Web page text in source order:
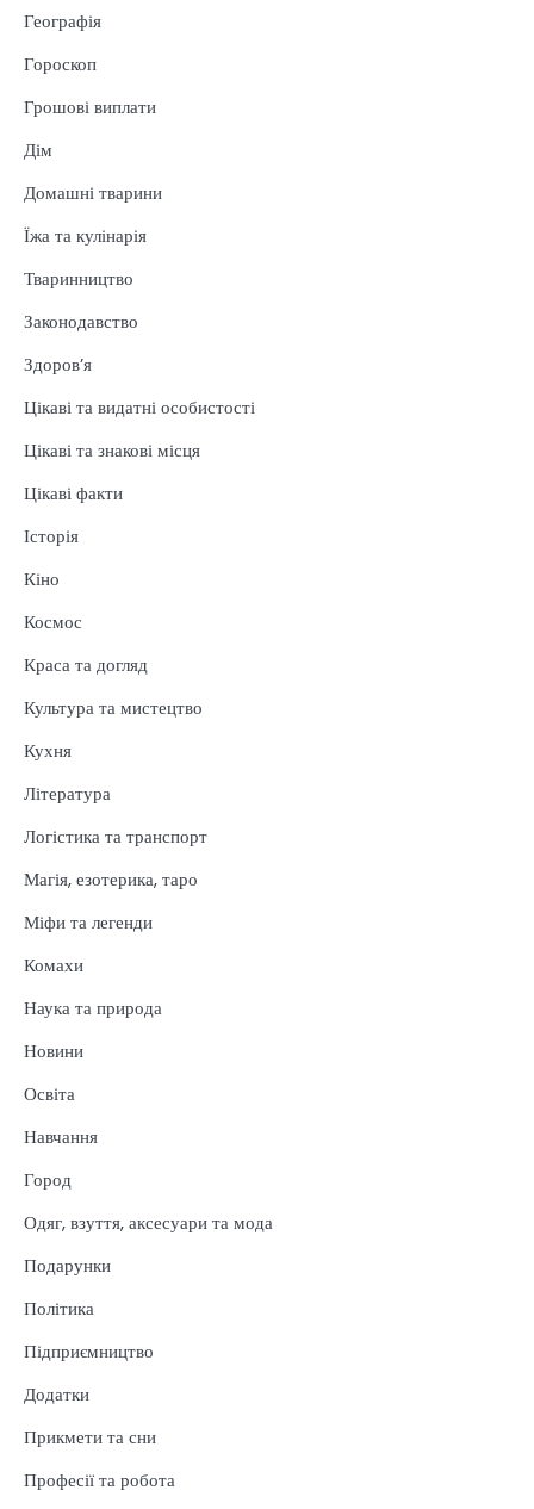
Географія
Гороскоп
Грошові виплати
Дім
Домашні тварини
Їжа та кулінарія
Тваринництво
Законодавство
Здоров’я
Цікаві та видатні особистості
Цікаві та знакові місця
Цікаві факти
Історія
Кіно
Космос
Краса та догляд
Культура та мистецтво
Кухня
Література
Логістика та транспорт
Магія, езотерика, таро
Міфи та легенди
Комахи
Наука та природа
Новини
Освіта
Навчання
Город
Одяг, взуття, аксесуари та мода
Подарунки
Політика
Підприємництво
Додатки
Прикмети та сни
Професії та робота